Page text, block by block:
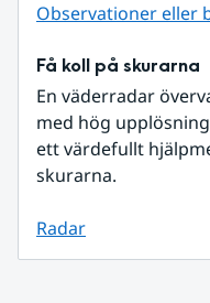
Observationer eller
Få koll på skurarna
En väderradar
med hög
ett värdefullt
skurarna.
Radar